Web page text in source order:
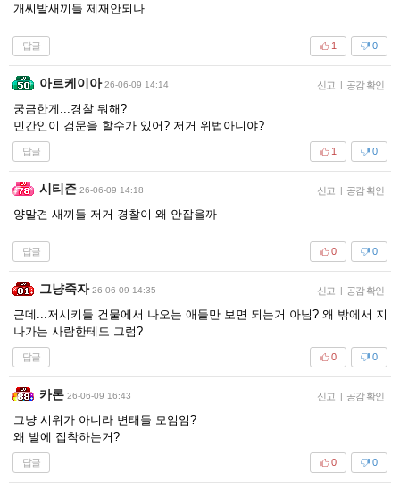
개씨발새끼들 제재안되나
답글 0
1
아르케이아 26-06-09 14:14 신고 | 공감 확인
궁금한게...경찰 뭐해?
민간인이 검문을 할수가 있어? 저거 위법아니야?
답글 0
1
시티즌 26-06-09 14:18 신고 | 공감 확인
양말견 새끼들 저거 경찰이 왜 안잡을까
답글 0
0
그냥죽자 26-06-09 14:35 신고 | 공감 확인
근데...저시키들 건물에서 나오는 애들만 보면 되는거 아님? 왜 밖에서 지
나가는 사람한테도 그럼?
답글 0
0
카론 26-06-09 16:43 신고 | 공감 확인
그냥 시위가 아니라 변태들 모임임?
왜 발에 집착하는거?
답글 0
0